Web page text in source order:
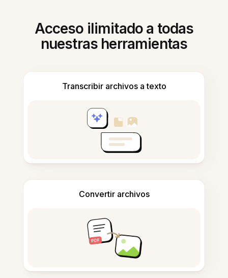
Acceso ilimitado a todas
nuestras herramientas
Transcribir archivos a texto
Convertir archivos